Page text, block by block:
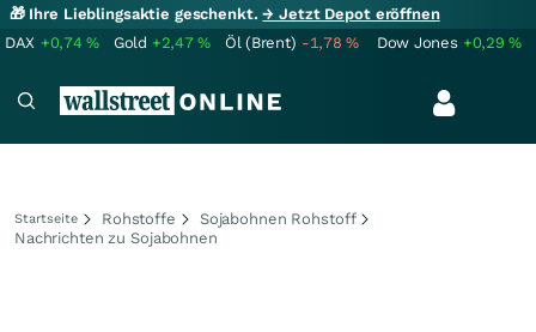
🎁 Ihre Lieblingsaktie geschenkt.→ Jetzt Depot eröffnen
DAX +0,74% Gold +2,47% Öl (Brent) -1,78% Dow Jones +0,29%
Startseite Rohstoffe
Sojabohnen Rohstoff
Nachrichten zu Sojabohnen